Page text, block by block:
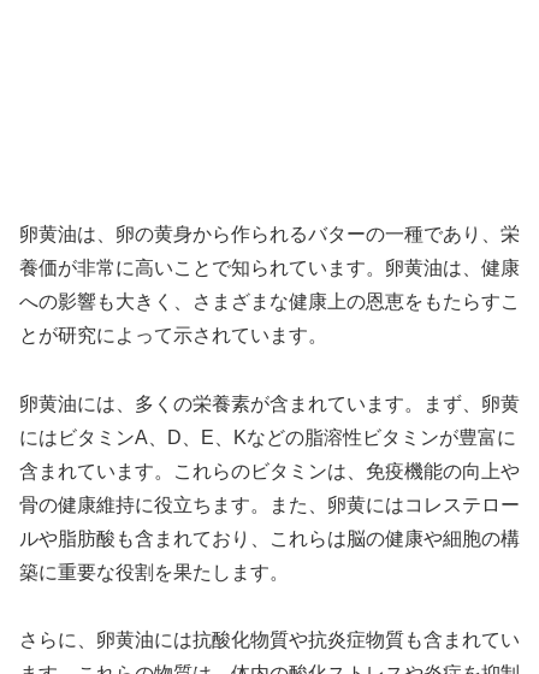
卵黄油は、卵の黄身から作られるバターの一種であり、栄
養価が非常に高いことで知られています。卵黄油は、健康
への影響も大きく、さまざまな健康上の恩恵をもたらすこ
とが研究によって示されています。
卵黄油には、多くの栄養素が含まれています。まず、卵黄
にはビタミンA、D、E、Kなどの脂溶性ビタミンが豊富に
含まれています。これらのビタミンは、免疫機能の向上や
骨の健康維持に役立ちます。また、卵黄にはコレステロー
ルや脂肪酸も含まれており、これらは脳の健康や細胞の構
築に重要な役割を果たします。
さらに、卵黄油には抗酸化物質や抗炎症物質も含まれてい